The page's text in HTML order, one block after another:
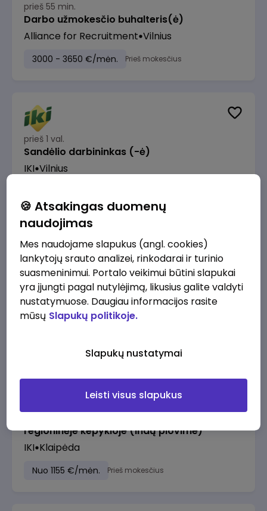
prieš 55 min.
Darbo užmokesčio buhalteris(ė)
Alliance for Recruitment Vilnius
3000 - 3650 €/mėn. Prieš mokesčius
prieš 1 val.
Sandėlio darbininkas (-ė)
IKI Vilnius
prieš 1 val.
Prekybos procesų specialistas (-ė)
IKI Vilnius
2200 - 2500 €/mėn. Prieš mokesčius
Pagalbinis darbuotojas (-a) Klaipėdos
regioninėje kepykloje (indų plovime)
IKI Klaipėda
Nuo 1155 €/mėn. Prieš mokesčius
🍪 Atsakingas duomenų
naudojimas
Mes naudojame slapukus (angl. cookies)
lankytojų srauto analizei, rinkodarai ir turinio
suasmeninimui. Portalo veikimui būtini slapukai
yra įjungti pagal nutylėjimą, likusius galite valdyti
nustatymuose. Daugiau informacijos rasite
mūsų Slapukų politikoje.
Slapukų nustatymai
Leisti visus slapukus